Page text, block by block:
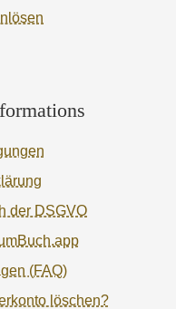
der DSGVO
(FAQ)
löschen?